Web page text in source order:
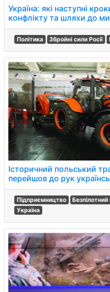
Україна: які наступні
конфлікту та шляхи до
Політика Збройні сили Росії
Історичний польський
перейшов до рук
Підприємництво
Україна